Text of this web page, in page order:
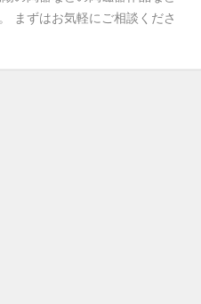
まずはお気軽にご相談くださ